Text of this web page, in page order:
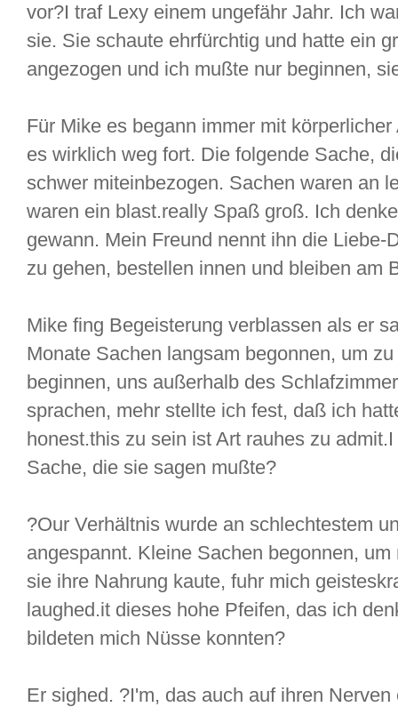
vor?I traf Lexy einem ungefähr Jahr. Ich
sie. Sie schaute ehrfürchtig und hatte ein
angezogen und ich mußte nur beginnen,
Für Mike es begann immer mit
es wirklich weg fort. Die folgende Sache,
schwer miteinbezogen. Sachen waren an
waren ein blast.really Spaß groß. Ich
gewann. Mein Freund nennt ihn die Liebe-
zu gehen, bestellen innen und bleiben am
Mike fing Begeisterung verblassen als er
Monate Sachen langsam begonnen, um
beginnen, uns außerhalb des
sprachen, mehr stellte ich fest, daß ich
honest.this zu sein ist Art rauhes zu
Sache, die sie sagen mußte?
?Our Verhältnis wurde an schlechtestem
angespannt. Kleine Sachen begonnen,
sie ihre Nahrung kaute, fuhr mich
laughed.it dieses hohe Pfeifen, das ich
bildeten mich Nüsse konnten?
Er sighed. ?I'm, das auch auf ihren